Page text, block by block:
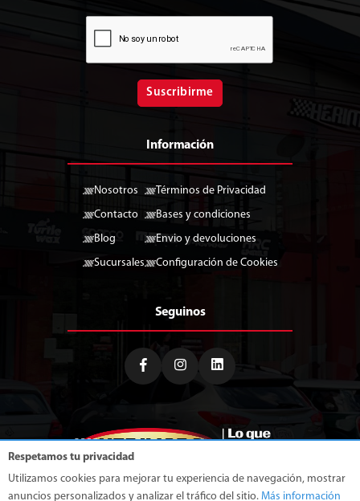
Suscribirme
Información
Nosotros
Contacto
Blog
Sucursales
Términos de Privacidad
Bases y condiciones
Envio y devoluciones
Configuración de Cookies
Seguinos
Respetamos tu privacidad
Utilizamos cookies para mejorar tu experiencia de navegación, mostrar
anuncios personalizados y analizar el tráfico del sitio. Más información